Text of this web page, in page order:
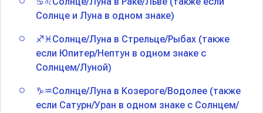
Солнце и Луна в одном знаке)
♐♓Солнце/Луна в Стрельце/Рыбах (также
если Юпитер/Нептун в одном знаке с
Солнцем/Луной)
♑♒Солнце/Луна в Козероге/Водолее (также
если Сатурн/Уран в одном знаке с Солнцем/